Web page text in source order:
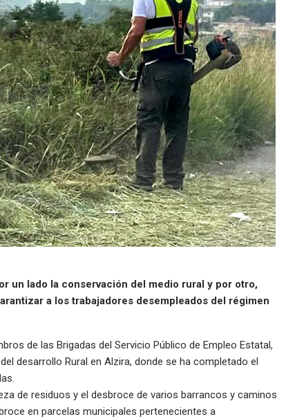
un lado la conservación del medio rural y por otro,
a los trabajadores desempleados del régimen
de las Brigadas del Servicio Público de Empleo Estatal,
desarrollo Rural en Alzira, donde se ha completado el
de residuos y el desbroce de varios barrancos y caminos
en parcelas municipales pertenecientes a